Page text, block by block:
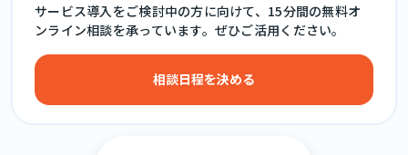
サービス導入をご検討中の方に向けて、15分間の無料オ
ンライン相談を承っています。ぜひご活用ください。
相談日程を決める